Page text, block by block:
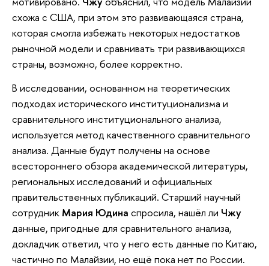
схожа с США, при этом это развивающаяся страна,
которая смогла избежать некоторых недостатков
рыночной модели и сравнивать три развивающихся
страны, возможно, более корректно.
В исследовании, основанном на теоретических
подходах исторического институционализма и
сравнительного институционального анализа,
используется метод качественного сравнительного
анализа. Данные будут получены на основе
всестороннего обзора академической литературы,
региональных исследований и официальных
правительственных публикаций. Старший научный
сотрудник Мария Юдина спросила, нашёл ли Чжу
данные, пригодные для сравнительного анализа,
докладчик ответил, что у него есть данные по Китаю,
частично по Малайзии, но ещё пока нет по России.